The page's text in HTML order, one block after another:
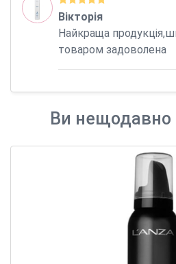
Вікторія
Найкраща
товаром задоволена
Ви нещодавно